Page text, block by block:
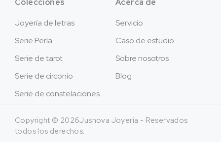
Colecciones
Joyería de letras
Serie Perla
Serie de tarot
Serie de circonio
Serie de constelaciones
Acerca de
Servicio
Caso de estudio
Sobre nosotros
Blog
Copyright © 2026Jusnova Joyería - Reservados
todos los derechos.